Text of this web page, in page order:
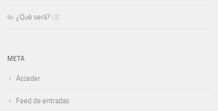
¿Qué será? (3)
META
Acceder
Feed de entradas